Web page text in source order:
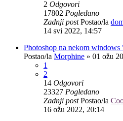
2 Odgovori
17802 Pogledano
Zadnji postPostao/la
14 svi 2022, 14:57
Photoshop na nekom windows
Postao/la Morphine » 01 ožu
1
2
14 Odgovori
23327 Pogledano
Zadnji postPostao/la
16 ožu 2022, 20:14